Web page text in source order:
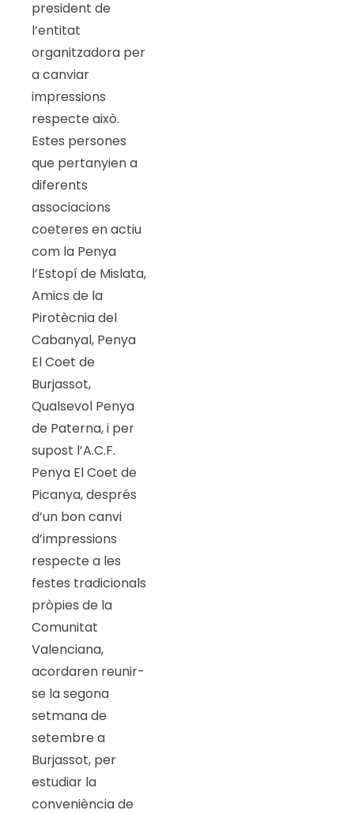
president de
l’entitat
organitzadora per
a canviar
impressions
respecte això.
Estes persones
que pertanyien a
diferents
associacions
coeteres en actiu
com la Penya
l’Estopí de Mislata,
Amics de la
Pirotècnia del
Cabanyal, Penya
El Coet de
Burjassot,
Qualsevol Penya
de Paterna, i per
supost l’A.C.F.
Penya El Coet de
Picanya, després
d’un bon canvi
d’impressions
respecte a les
festes tradicionals
pròpies de la
Comunitat
Valenciana,
acordaren reunir-
se la segona
setmana de
setembre a
Burjassot, per
estudiar la
conveniència de